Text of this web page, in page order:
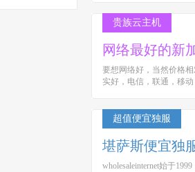
贵族云主机
网络最好的新
要想网络好，当然价格
实好，电信，联通，移
超值便宜独服
堪萨斯便宜独
wholesaleinternet始于